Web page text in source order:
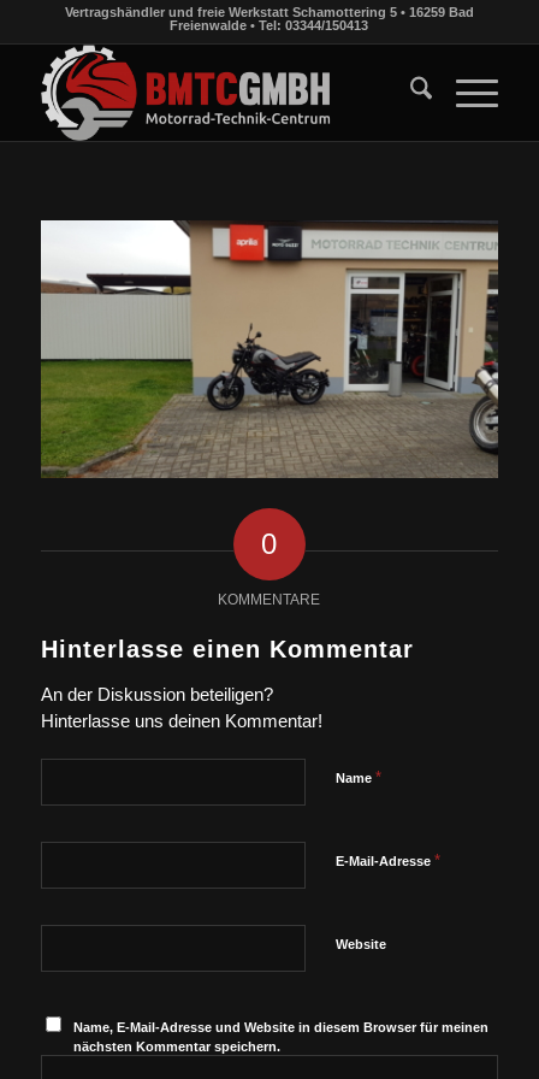
Vertragshändler und freie Werkstatt Schamottering 5 • 16259 Bad
Freienwalde • Tel: 03344/150413
0
KOMMENTARE
Hinterlasse einen Kommentar
An der Diskussion beteiligen?
Hinterlasse uns deinen Kommentar!
Name *
E-Mail-Adresse *
Website
Name, E-Mail-Adresse und Website in diesem Browser für meinen
nächsten Kommentar speichern.